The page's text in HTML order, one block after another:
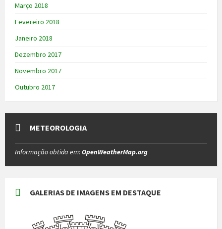
Março 2018
Fevereiro 2018
Janeiro 2018
Dezembro 2017
Novembro 2017
Outubro 2017
METEOROLOGIA
Informação obtida em:OpenWeatherMap.org
GALERIAS DE IMAGENS EM DESTAQUE